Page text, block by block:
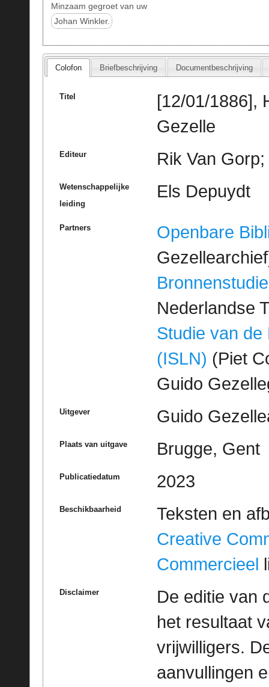
Minzaam gegroet van uw
Johan Winkler.
Colofon Briefbeschrijving Documentbeschrijving
Titel
[12/01/1886],
Gezelle
Editeur Rik Van
Wetenschappelijke
leiding
Els Depuydt
Partners
Openbare
Bronnenstudie
Nederlandse
Studie van de
(ISLN) (Piet
Guido
Uitgever Guido
Plaats van uitgave Brugge, Gent
Publicatiedatum 2023
Beschikbaarheid
Teksten en
Creative
Commercieel
Disclaimer
De editie van
het resultaat
vrijwilligers.
aanvullingen